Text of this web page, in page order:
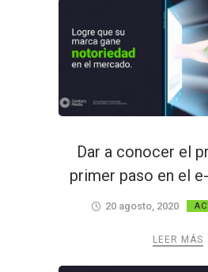
Dar a conocer el
primer paso en el
20 agosto, 2020
LEER MÁS